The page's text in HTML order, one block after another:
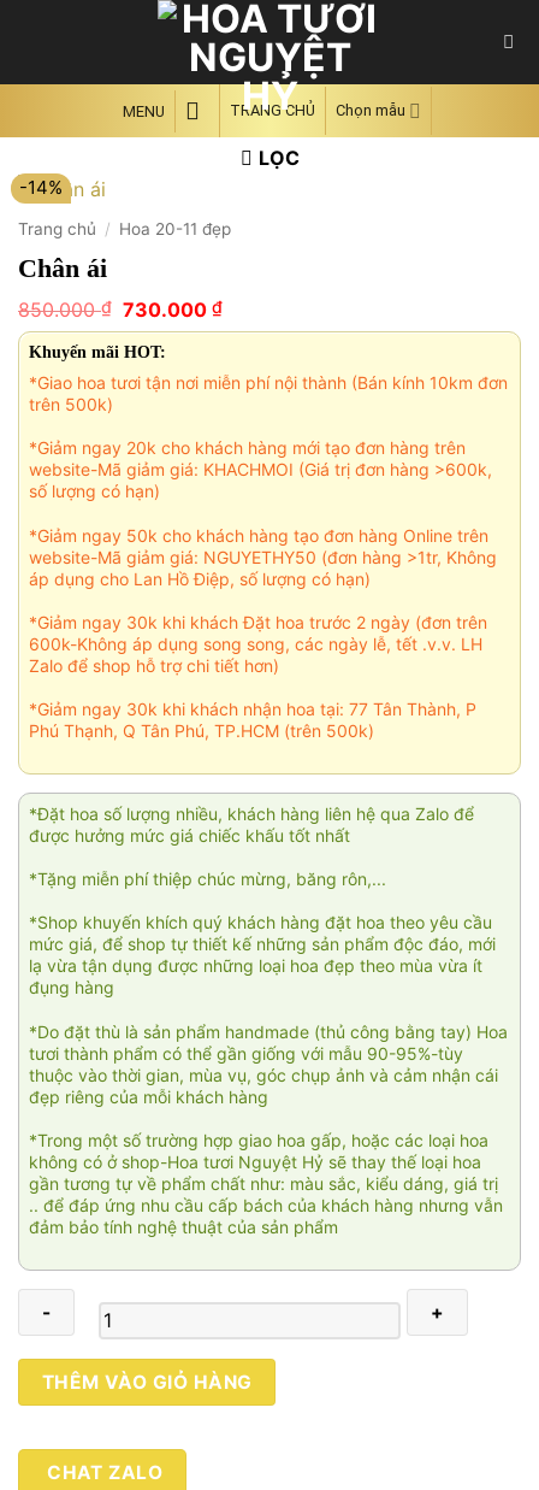
MENU TRANG CHỦ Chọn mẫu
LỌC
-14%
Trang chủ / Hoa 20-11 đẹp
Chân ái
850.000₫ Giá
gốc
là:
850.000 ₫.
730.000 ₫Giá
hiện
730.000 ₫.
Khuyến mãi HOT:
*Giao hoa tươi tận nơi miễn phí nội thành (Bán kính 10km đơn
trên 500k)
*Giảm ngay 20k cho khách hàng mới tạo đơn hàng trên
website-Mã giảm giá: KHACHMOI (Giá trị đơn hàng >600k,
số lượng có hạn)
*Giảm ngay 50k cho khách hàng tạo đơn hàng Online trên
website-Mã giảm giá: NGUYETHY50 (đơn hàng >1tr, Không
áp dụng cho Lan Hồ Điệp, số lượng có hạn)
*Giảm ngay 30k khi khách Đặt hoa trước 2 ngày (đơn trên
600k-Không áp dụng song song, các ngày lễ, tết .v.v. LH
Zalo để shop hỗ trợ chi tiết hơn)
*Giảm ngay 30k khi khách nhận hoa tại: 77 Tân Thành, P
Phú Thạnh, Q Tân Phú, TP.HCM (trên 500k)
*Đặt hoa số lượng nhiều, khách hàng liên hệ qua Zalo để
được hưởng mức giá chiếc khấu tốt nhất
*Tặng miễn phí thiệp chúc mừng, băng rôn,...
*Shop khuyến khích quý khách hàng đặt hoa theo yêu cầu
mức giá, để shop tự thiết kế những sản phẩm độc đáo, mới
lạ vừa tận dụng được những loại hoa đẹp theo mùa vừa ít
đụng hàng
*Do đặt thù là sản phẩm handmade (thủ công bằng tay) Hoa
tươi thành phẩm có thể gần giống với mẫu 90-95%-tùy
thuộc vào thời gian, mùa vụ, góc chụp ảnh và cảm nhận cái
đẹp riêng của mỗi khách hàng
*Trong một số trường hợp giao hoa gấp, hoặc các loại hoa
không có ở shop-Hoa tươi Nguyệt Hỷ sẽ thay thế loại hoa
gần tương tự về phẩm chất như: màu sắc, kiểu dáng, giá trị
.. để đáp ứng nhu cầu cấp bách của khách hàng nhưng vẫn
đảm bảo tính nghệ thuật của sản phẩm
Chân
ái
lượng
THÊM VÀO GIỎ HÀNG
CHAT ZALO